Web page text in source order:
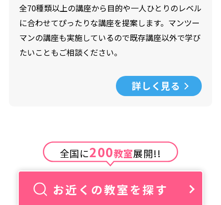
全70種類以上の講座から目的や一人ひとりのレベル
に合わせてぴったりな講座を提案します。マンツー
マンの講座も実施しているので既存講座以外で学び
たいこともご相談ください。
詳しく見る
全国に200教室展開!!
お近くの教室を探す